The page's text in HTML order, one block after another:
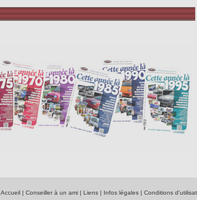
Accueil | Conseiller à un ami | Liens | Infos légales | Conditions